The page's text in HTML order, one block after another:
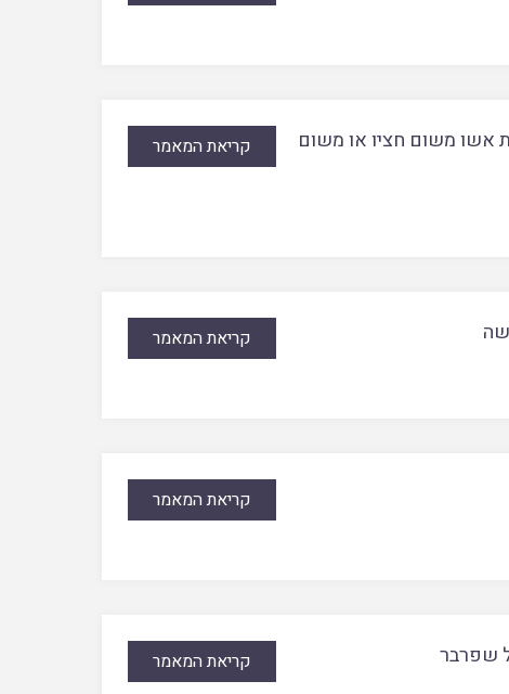
אשו משום חציו או משום
קריאת המאמר
קריאת המאמר
קריאת המאמר
שפרבר קריאת המאמר